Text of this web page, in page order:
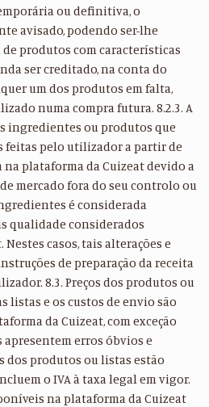
ou definitiva, o
avisado, podendo ser-lhe
produtos com características
ser creditado, na conta do
um dos produtos em falta,
numa compra futura. 8.2.3. A
ingredientes ou produtos que
feitas pelo utilizador a partir de
plataforma da Cuizeat devido a
mercado fora do seu controlo ou
é considerada
qualidade considerados
casos, tais alterações e
de preparação da receita
8.3. Preços dos produtos ou
listas e os custos de envio são
da Cuizeat, com exceção
apresentem erros óbvios e
dos produtos ou listas estão
o IVA à taxa legal em vigor.
na plataforma da Cuizeat